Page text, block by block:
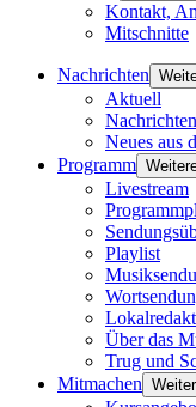
Kontakt,
Mitschnitte
Nachrichten
Aktuell
Neues aus
Programm
Livestream
Playlist
Über das
Trug und
Mitmachen